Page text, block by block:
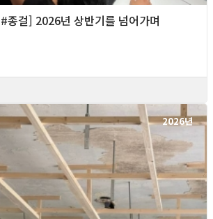
걸] 2026년 상반기를 넘어가며
2026년